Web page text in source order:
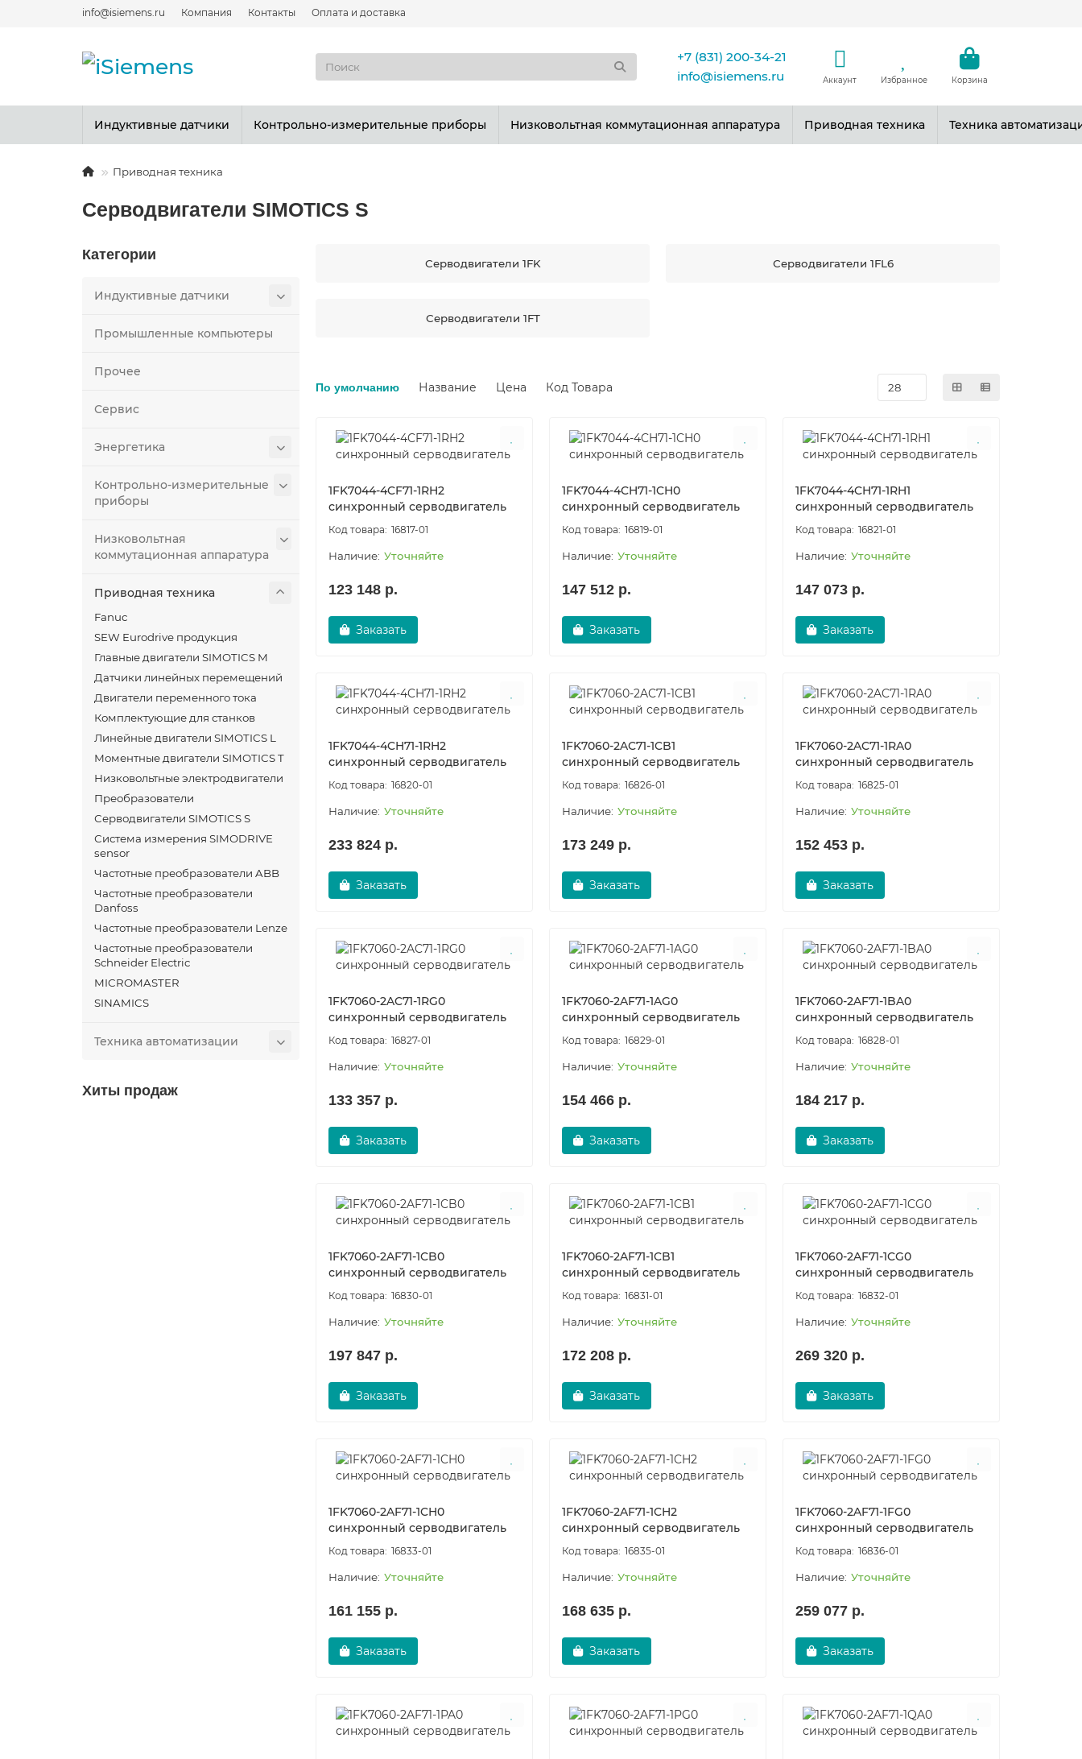
info@isiemens.ru Компания Контакты Оплата и доставка
+7 (831) 200-34-21
info@isiemens.ru
Аккаунт Избранное Корзина
Индуктивные датчики Контрольно-измерительные приборы Низковольтная коммутационная аппаратура Приводная техника Техника
Приводная техника
Серводвигатели SIMOTICS S
Категории
Индуктивные датчики
Промышленные компьютеры
Прочее
Сервис
Энергетика
Контрольно-измерительные
приборы
Низковольтная
коммутационная аппаратура
Приводная техника
Fanuc
SEW Eurodrive продукция
Главные двигатели SIMOTICS M
Датчики линейных перемещений
Двигатели переменного тока
Комплектующие для станков
Линейные двигатели SIMOTICS L
Моментные двигатели SIMOTICS T
Низковольтные электродвигатели
Преобразователи
Серводвигатели SIMOTICS S
Система измерения SIMODRIVE
sensor
Частотные преобразователи ABB
Частотные преобразователи
Danfoss
Частотные преобразователи Lenze
Частотные преобразователи
Schneider Electric
MICROMASTER
SINAMICS
Техника автоматизации
Хиты продаж
Серводвигатели 1FK Серводвигатели 1FL6
Серводвигатели 1FT
По умолчанию Название Цена Код Товара
1FK7044-4CF71-1RH2
синхронный серводвигатель
16817-01
Уточняйте
123 148 р.
Заказать
1FK7044-4CH71-1CH0
синхронный серводвигатель
16819-01
Уточняйте
147 512 р.
Заказать
1FK7044-4CH71-1RH1
синхронный серводвигатель
16821-01
Уточняйте
147 073 р.
Заказать
1FK7044-4CH71-1RH2
синхронный серводвигатель
16820-01
Уточняйте
233 824 р.
Заказать
1FK7060-2AC71-1CB1
синхронный серводвигатель
16826-01
Уточняйте
173 249 р.
Заказать
1FK7060-2AC71-1RA0
синхронный серводвигатель
16825-01
Уточняйте
152 453 р.
Заказать
1FK7060-2AC71-1RG0
синхронный серводвигатель
16827-01
Уточняйте
133 357 р.
Заказать
1FK7060-2AF71-1AG0
синхронный серводвигатель
16829-01
Уточняйте
154 466 р.
Заказать
1FK7060-2AF71-1BA0
синхронный серводвигатель
16828-01
Уточняйте
184 217 р.
Заказать
1FK7060-2AF71-1CB0
синхронный серводвигатель
16830-01
Уточняйте
197 847 р.
Заказать
1FK7060-2AF71-1CB1
синхронный серводвигатель
16831-01
Уточняйте
172 208 р.
Заказать
1FK7060-2AF71-1CG0
синхронный серводвигатель
16832-01
Уточняйте
269 320 р.
Заказать
1FK7060-2AF71-1CH0
синхронный серводвигатель
16833-01
Уточняйте
161 155 р.
Заказать
1FK7060-2AF71-1CH2
синхронный серводвигатель
16835-01
Уточняйте
168 635 р.
Заказать
1FK7060-2AF71-1FG0
синхронный серводвигатель
16836-01
Уточняйте
259 077 р.
Заказать